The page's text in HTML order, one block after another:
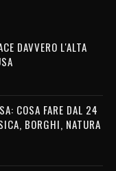
DAVVERO L'ALTA
COSA FARE DAL 24
BORGHI, NATURA